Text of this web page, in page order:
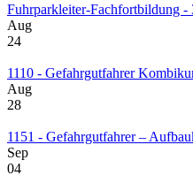
Fuhrparkleiter-Fachfortbildung -
Aug
24
1110 - Gefahrgutfahrer
Aug
28
1151 - Gefahrgutfahrer –
Sep
04